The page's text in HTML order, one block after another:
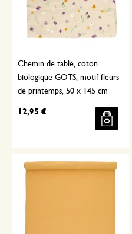
Chemin de table, coton
biologique GOTS, motif fleurs
de printemps, 50 x 145 cm
12,95 €